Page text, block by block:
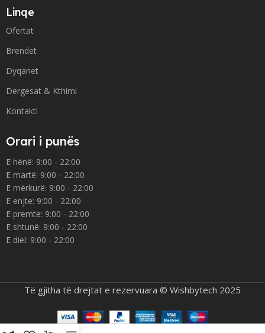
Linqe
Ofertat
Brendet
Dyqanet
Dergesat & Kthimi
Kontakti
Orari i punës
E hënë: 9:00 - 22:00
E martë: 9:00 - 22:00
E mërkurë: 9:00 - 22:00
E enjte: 9:00 - 22:00
E premte: 9:00 - 22:00
E shtunë: 9:00 - 22:00
E diel: 9:00 - 22:00
Të gjitha të drejtat e rezervuara © Wishbytech 2025